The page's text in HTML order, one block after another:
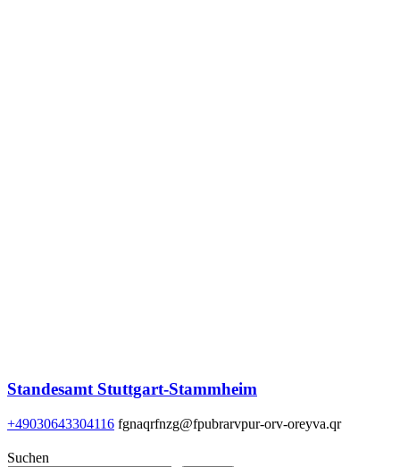
Standesamt Stuttgart-Stammheim
+49030643304116 fgnaqrfnzg@fpubrarvpur-orv-oreyva.qr
Suchen